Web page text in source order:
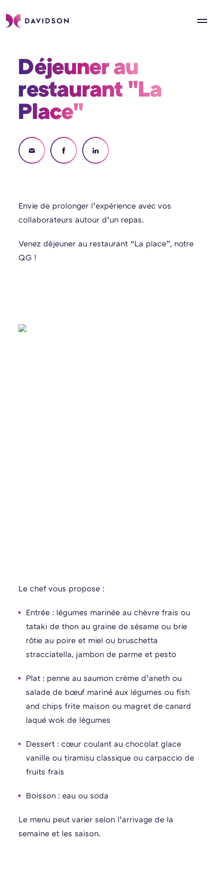
Déjeuner au
restaurant "La
Place"
Envie de prolonger l’expérience avec vos
collaborateurs autour d’un repas.
Venez déjeuner au restaurant “La place”, notre
QG !
Le chef vous propose :
Entrée : légumes marinée au chèvre frais ou
tataki de thon au graine de sésame ou brie
rôtie au poire et miel ou bruschetta
stracciatella, jambon de parme et pesto
Plat : penne au saumon crème d’aneth ou
salade de bœuf mariné aux légumes ou fish
and chips frite maison ou magret de canard
laqué wok de légumes
Dessert : cœur coulant au chocolat glace
vanille ou tiramisu classique ou carpaccio de
fruits frais
Boisson : eau ou soda
Le menu peut varier selon l’arrivage de la
semaine et les saison.